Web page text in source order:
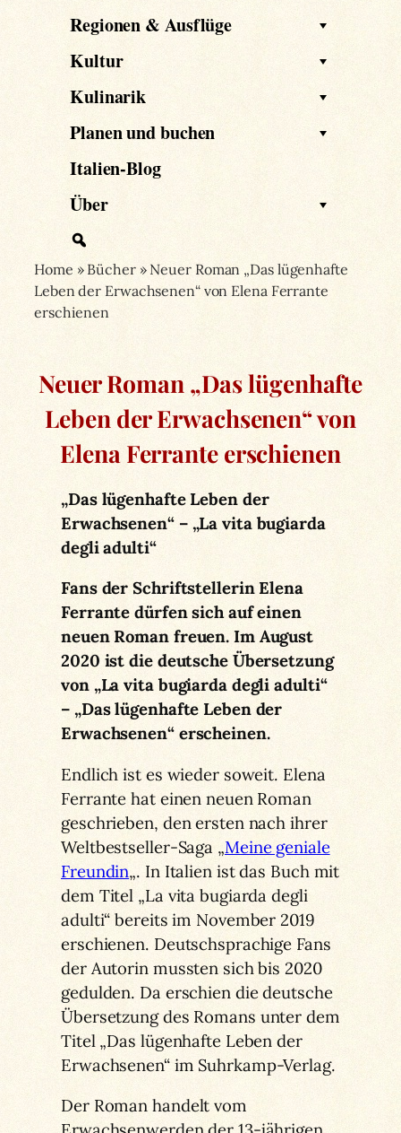
Regionen & Ausflüge
Kultur
Kulinarik
Planen und buchen
Italien-Blog
Über
Home » Bücher» Neuer Roman „Das lügenhafte
Leben der Erwachsenen“ von Elena Ferrante
erschienen
Neuer Roman „Das lügenhafte
Leben der Erwachsenen“ von
Elena Ferrante erschienen
„Das lügenhafte Leben der
Erwachsenen“ – „La vita bugiarda
degli adulti“
Fans der Schriftstellerin Elena
Ferrante dürfen sich auf einen
neuen Roman freuen. Im August
2020 ist die deutsche Übersetzung
von „La vita bugiarda degli adulti“
– „Das lügenhafte Leben der
Erwachsenen“ erscheinen.
Endlich ist es wieder soweit. Elena
Ferrante hat einen neuen Roman
geschrieben, den ersten nach ihrer
Weltbestseller-Saga „Meine geniale
Freundin„. In Italien ist das Buch mit
dem Titel „La vita bugiarda degli
adulti“ bereits im November 2019
erschienen. Deutschsprachige Fans
der Autorin mussten sich bis 2020
gedulden. Da erschien die deutsche
Übersetzung des Romans unter dem
Titel „Das lügenhafte Leben der
Erwachsenen“ im Suhrkamp-Verlag.
Der Roman handelt vom